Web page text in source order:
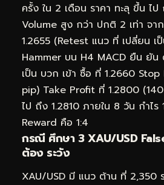
ครั้ง ใน 2 เดือน ราคา ทะลุ ขึ้น ไ
Volume สูง กว่า ปกติ 2 เท่า จ
1.2655 (Retest แนว ที่ เปลี่ยน เ
Hammer บน H4 MACD ยืน ยัน
เป็น บวก เข้า ซื้อ ที่ 1.2660
pip) Take Profit ที่ 1.2800
ไป ถึง 1.2810 ภายใน 8 วัน กำไ
Reward คือ 1:4
กรณี ศึกษา 3 XAU/USD
ต้อง ระวัง
XAU/USD มี แนว ต้าน ที่ 2,350